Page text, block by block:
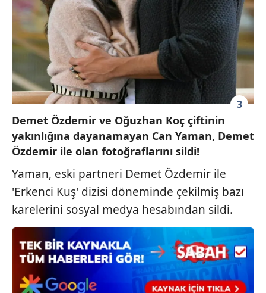
kullanılmaktadır. Diğer çerezler, sitemizin daha işlevsel
kılınması ve kişiselleştirilmesi ve sizlere yönelik
reklam/pazarlama faaliyetlerinin yapılması, amaçlarıyla
sınırlı olarak açık rızanız dahilinde kullanılacaktır.
Çerezlere ilişkin tercihlerinizi aşağıda yer alan panel
vasıtasıyla belirleyebilirsiniz. Çerezlere ilişkin detaylı bilgi
için Ayarlar butonuna tıklayabilir,Çerez Bilgilendirme
Metnimiziziyaret edebilirsiniz.
6698 sayılı Kişisel Verilerin Korunması Kanunu uyarınca
ilgili mevzuata uygun olarak kullanılan çerezlerle ilgili bilgi
almak için lütfen tıklayınız.
3
Demet Özdemir ve Oğuzhan Koç çiftinin
yakınlığına dayanamayan Can Yaman, Demet
Özdemir ile olan fotoğraflarını sildi!
Yaman, eski partneri Demet Özdemir ile
'Erkenci Kuş' dizisi döneminde çekilmiş bazı
karelerini sosyal medya hesabından sildi.